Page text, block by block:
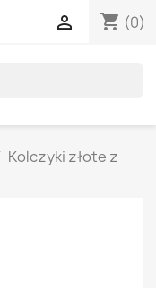
shopping_cart (0)

Kolczyki złote z